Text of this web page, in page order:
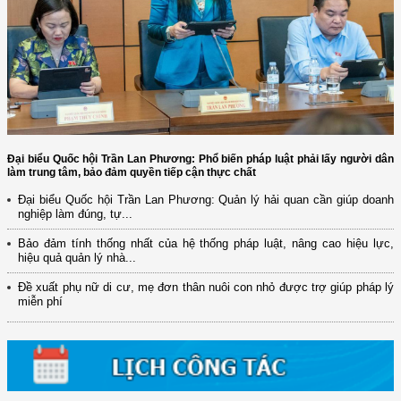
Đại biểu Quốc hội Trần Lan Phương: Phổ biến pháp luật phải lấy người dân
làm trung tâm, bảo đảm quyền tiếp cận thực chất
Đại biểu Quốc hội Trần Lan Phương: Quản lý hải quan cần giúp doanh
nghiệp làm đúng, tự...
Bảo đảm tính thống nhất của hệ thống pháp luật, nâng cao hiệu lực,
hiệu quả quản lý nhà...
Đề xuất phụ nữ di cư, mẹ đơn thân nuôi con nhỏ được trợ giúp pháp lý
miễn phí
(12/TB-HĐKH) V/v đăng ký, đề xuất nhiệm vụ Khoa học, công nghệ và
đổi mới ...